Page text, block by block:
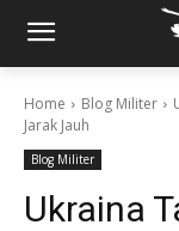
Home Blog Militer
Jarak Jauh
Blog Militer
Ukraina